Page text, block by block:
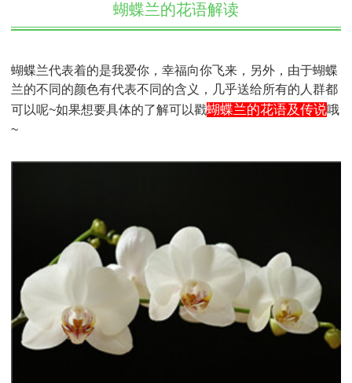
蝴蝶兰的花语解读
蝴蝶兰代表着的是我爱你，幸福向你飞来，另外，由于蝴蝶
兰的不同的颜色有代表不同的含义，几乎送给所有的人群都
可以呢~如果想要具体的了解可以戳蝴蝶兰的花语及传说哦
~